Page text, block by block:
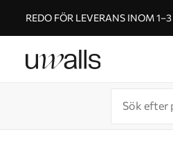
REDO FÖR LEVERANS INOM